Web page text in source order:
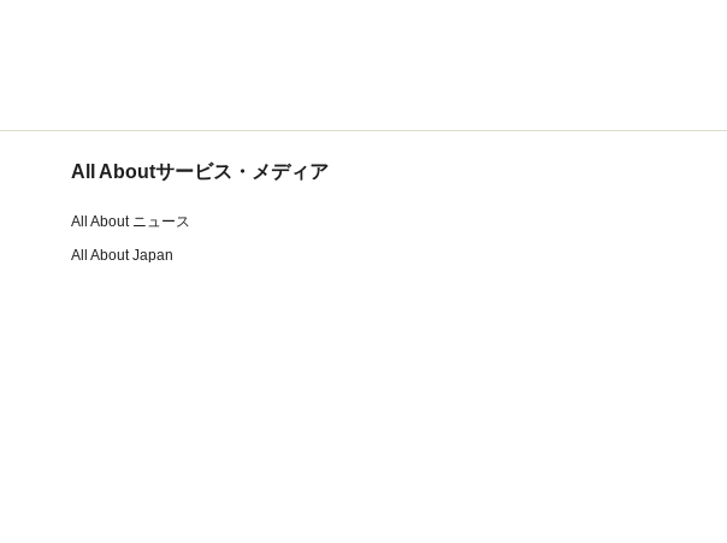
All Aboutサービス・メディア
All About ニュース
All About Japan